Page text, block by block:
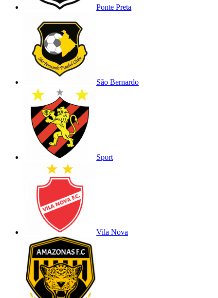
Ponte Preta
São Bernardo
Sport
Vila Nova